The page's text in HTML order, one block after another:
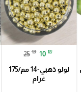
25 ₪ 10 ₪
لولو ذهبي-14 مم/175
غرام